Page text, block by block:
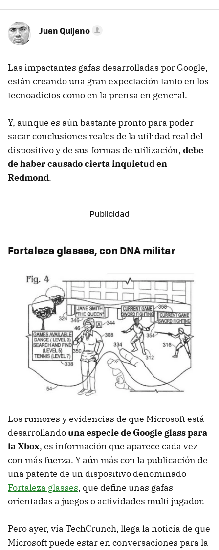
Juan Quijano
Las impactantes gafas desarrolladas por Google,
están creando una gran expectación tanto en los
tecnoadictos como en la prensa en general.
Y, aunque es aún bastante pronto para poder
sacar conclusiones reales de la utilidad real del
dispositivo y de sus formas de utilización, debe
de haber causado cierta inquietud en
Redmond.
Fortaleza glasses, con DNA militar
Los rumores y evidencias de que Microsoft está
desarrollandouna especie de Google glass para
la Xbox, es información que aparece cada vez
con más fuerza. Y aún más con la publicación de
una patente de un dispositivo denominado
Fortaleza glasses, que define unas gafas
orientadas a juegos o actividades multi jugador.
Pero ayer, vía TechCrunch, llega la noticia de que
Microsoft puede estar en conversaciones para la